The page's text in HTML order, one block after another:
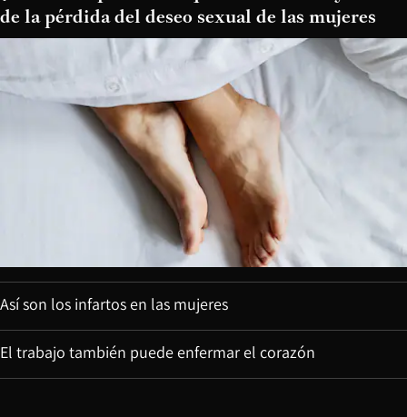
de la pérdida del deseo sexual de las mujeres
Así son los infartos en las mujeres
El trabajo también puede enfermar el corazón